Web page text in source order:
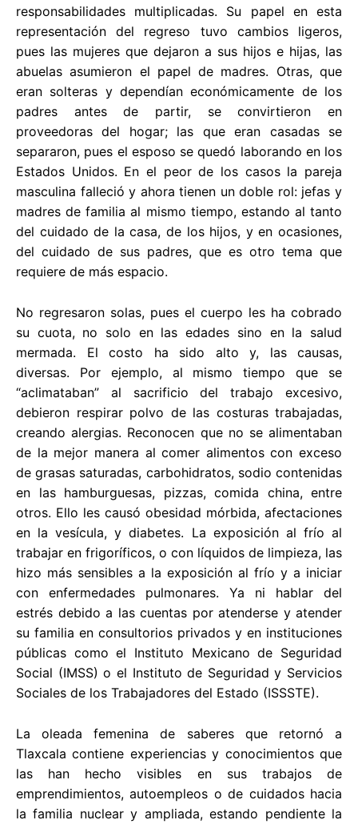
responsabilidades multiplicadas. Su papel en esta
representación del regreso tuvo cambios ligeros,
pues las mujeres que dejaron a sus hijos e hijas, las
abuelas asumieron el papel de madres. Otras, que
eran solteras y dependían económicamente de los
padres antes de partir, se convirtieron en
proveedoras del hogar; las que eran casadas se
separaron, pues el esposo se quedó laborando en los
Estados Unidos. En el peor de los casos la pareja
masculina falleció y ahora tienen un doble rol: jefas y
madres de familia al mismo tiempo, estando al tanto
del cuidado de la casa, de los hijos, y en ocasiones,
del cuidado de sus padres, que es otro tema que
requiere de más espacio.
No regresaron solas, pues el cuerpo les ha cobrado
su cuota, no solo en las edades sino en la salud
mermada. El costo ha sido alto y, las causas,
diversas. Por ejemplo, al mismo tiempo que se
“aclimataban” al sacrificio del trabajo excesivo,
debieron respirar polvo de las costuras trabajadas,
creando alergias. Reconocen que no se alimentaban
de la mejor manera al comer alimentos con exceso
de grasas saturadas, carbohidratos, sodio contenidas
en las hamburguesas, pizzas, comida china, entre
otros. Ello les causó obesidad mórbida, afectaciones
en la vesícula, y diabetes. La exposición al frío al
trabajar en frigoríficos, o con líquidos de limpieza, las
hizo más sensibles a la exposición al frío y a iniciar
con enfermedades pulmonares. Ya ni hablar del
estrés debido a las cuentas por atenderse y atender
su familia en consultorios privados y en instituciones
públicas como el Instituto Mexicano de Seguridad
Social (IMSS) o el Instituto de Seguridad y Servicios
Sociales de los Trabajadores del Estado (ISSSTE).
La oleada femenina de saberes que retornó a
Tlaxcala contiene experiencias y conocimientos que
las han hecho visibles en sus trabajos de
emprendimientos, autoempleos o de cuidados hacia
la familia nuclear y ampliada, estando pendiente la